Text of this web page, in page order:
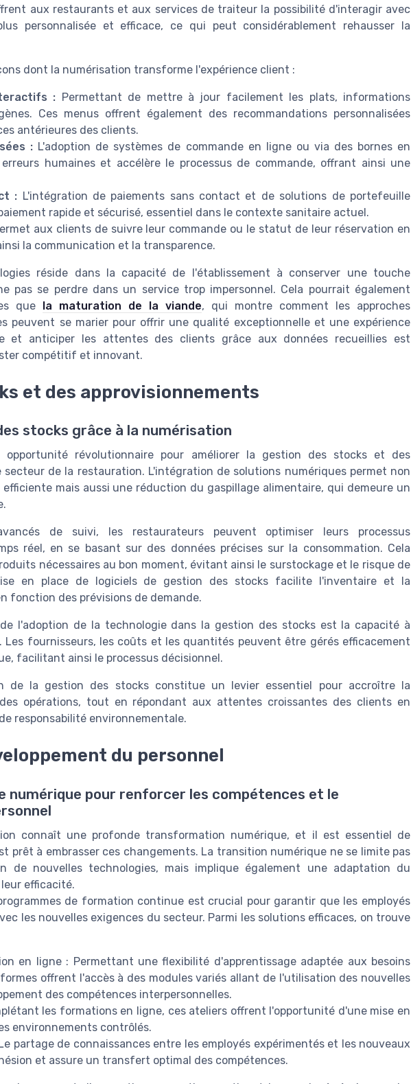
aux restaurants et aux services de traiteur la possibilité d'interagir avec
personnalisée et efficace, ce qui peut considérablement rehausser la
dont la numérisation transforme l'expérience client :
: Permettant de mettre à jour facilement les plats, informations
Ces menus offrent également des recommandations personnalisées
antérieures des clients.
: L'adoption de systèmes de commande en ligne ou via des bornes en
humaines et accélère le processus de commande, offrant ainsi une
: L'intégration de paiements sans contact et de solutions de portefeuille
rapide et sécurisé, essentiel dans le contexte sanitaire actuel.
aux clients de suivre leur commande ou le statut de leur réservation en
la communication et la transparence.
réside dans la capacité de l'établissement à conserver une touche
pas se perdre dans un service trop impersonnel. Cela pourrait également
que la maturation de la viande, qui montre comment les approches
peuvent se marier pour offrir une qualité exceptionnelle et une expérience
et anticiper les attentes des clients grâce aux données recueillies est
compétitif et innovant.
et des approvisionnements
stocks grâce à la numérisation
opportunité révolutionnaire pour améliorer la gestion des stocks et des
secteur de la restauration. L'intégration de solutions numériques permet non
mais aussi une réduction du gaspillage alimentaire, qui demeure un
de suivi, les restaurateurs peuvent optimiser leurs processus
réel, en se basant sur des données précises sur la consommation. Cela
nécessaires au bon moment, évitant ainsi le surstockage et le risque de
en place de logiciels de gestion des stocks facilite l'inventaire et la
fonction des prévisions de demande.
l'adoption de la technologie dans la gestion des stocks est la capacité à
Les fournisseurs, les coûts et les quantités peuvent être gérés efficacement
facilitant ainsi le processus décisionnel.
de la gestion des stocks constitue un levier essentiel pour accroître la
opérations, tout en répondant aux attentes croissantes des clients en
responsabilité environnementale.
du personnel
numérique pour renforcer les compétences et le
connaît une profonde transformation numérique, et il est essentiel de
prêt à embrasser ces changements. La transition numérique ne se limite pas
de nouvelles technologies, mais implique également une adaptation du
efficacité.
de formation continue est crucial pour garantir que les employés
les nouvelles exigences du secteur. Parmi les solutions efficaces, on trouve
en ligne : Permettant une flexibilité d'apprentissage adaptée aux besoins
offrent l'accès à des modules variés allant de l'utilisation des nouvelles
des compétences interpersonnelles.
les formations en ligne, ces ateliers offrent l'opportunité d'une mise en
environnements contrôlés.
partage de connaissances entre les employés expérimentés et les nouveaux
et assure un transfert optimal des compétences.